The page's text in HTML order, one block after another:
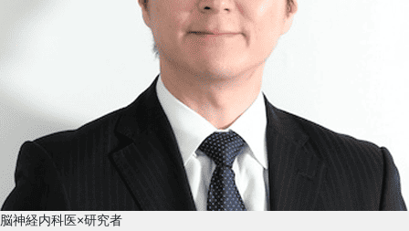
脳神経内科医×研究者